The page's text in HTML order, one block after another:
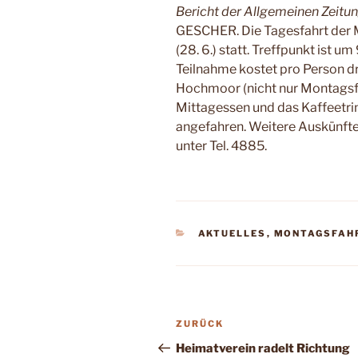
Bericht der Allgemeinen
GESCHER. Die Tagesfahrt
(28. 6.) statt. Treffpunkt ist um
Teilnahme kostet pro Person
Hochmoor (nicht nur
Mittagessen und das
angefahren. Weitere
unter Tel. 4885.
KATEGORIEN
AKTUELLES ,
Beitragsnavigation
Vorheriger
Beitrag
ZURÜCK
Heimatverein radelt Richtung